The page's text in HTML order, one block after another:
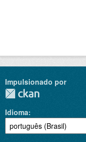
Impulsionado por
Idioma